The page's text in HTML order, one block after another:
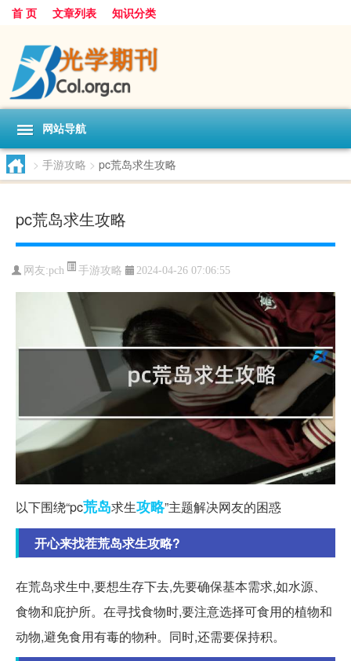
首 页 文章列表 知识分类
网站导航
> 手游攻略 > pc荒岛求生攻略
pc荒岛求生攻略
网友:pch 手游攻略 2024-04-26 07:06:55
以下围绕“pc荒岛求生攻略”主题解决网友的困惑
开心来找茬荒岛求生攻略?
在荒岛求生中,要想生存下去,先要确保基本需求,如水源、
食物和庇护所。在寻找食物时,要注意选择可食用的植物和
动物,避免食用有毒的物种。同时,还需要保持积。